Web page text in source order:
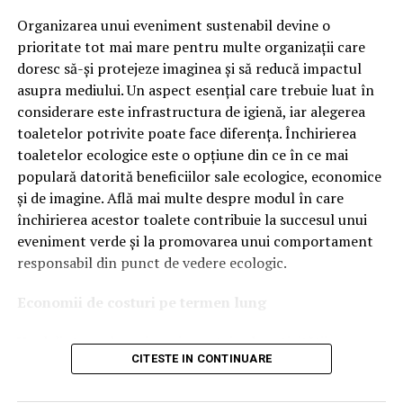
tehnologiile proprii și pentru numărul mare de aprobări
OEM.
Ce înseamnă Ravenol VMP?
DenumireaVMPidentifică o gamă de uleiuri dezvoltate
pentru motoare moderne care necesită performanțe
ridicate și compatibilitate cu numeroase specificații ale
constructorilor auto.
Acest produs este destinat în special motoarelor
moderne pe benzină și diesel, inclusiv celor echipate cu:
catalizatoare moderne;
sisteme Start-Stop.
Organizarea unui eveniment sustenabil devine o
prioritate tot mai mare pentru multe organizații care
doresc să-și protejeze imaginea și să reducă impactul
asupra mediului. Un aspect esențial care trebuie luat în
considerare este infrastructura de igienă, iar alegerea
toaletelor potrivite poate face diferența. Închirierea
toaletelor ecologice este o opțiune din ce în ce mai
populară datorită beneficiilor sale ecologice, economice
și de imagine. Află mai multe despre modul în care
închirierea acestor toalete contribuie la succesul unui
eveniment verde și la promovarea unui comportament
responsabil din punct de vedere ecologic.
Economii de costuri pe termen lung
Unul dintre cele mai mari avantaje ale activității
închiriere toalete ecologiceeste economia de costuri.
CITESTE IN CONTINUARE